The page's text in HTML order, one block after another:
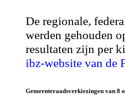
De regionale,
werden gehouden
resultaten zijn per
ibz-website van de
Gemeenteraadsverkiezingen van 8